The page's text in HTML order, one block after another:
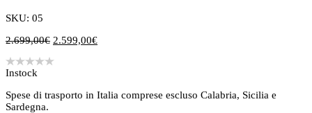
SKU: 05
2.699,00€ Il
originale
2.599,00€Il
Instock
Spese di trasporto in Italia comprese escluso Calabria, Sicilia e
Sardegna.